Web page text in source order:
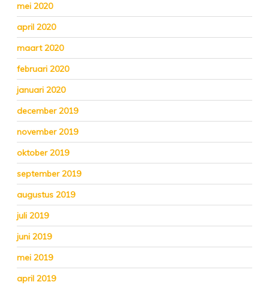
mei 2020
april 2020
maart 2020
februari 2020
januari 2020
december 2019
november 2019
oktober 2019
september 2019
augustus 2019
juli 2019
juni 2019
mei 2019
april 2019